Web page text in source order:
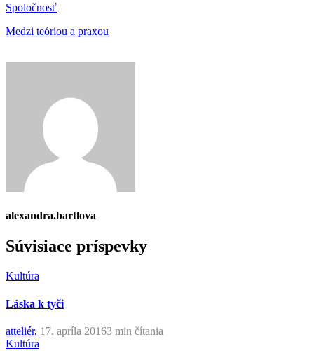
Spoločnosť
Medzi teóriou a praxou
alexandra.bartlova
Súvisiace príspevky
Kultúra
Láska k tyči
atteliér, 17. apríla 20163 min čítania
Kultúra